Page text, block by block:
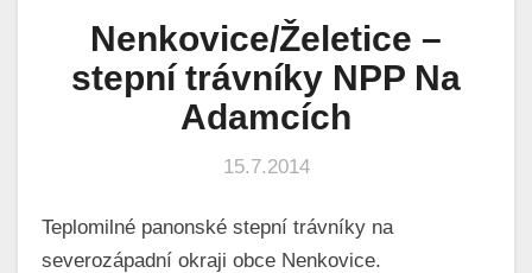
Nenkovice/Želetice –
stepní trávníky NPP Na
Adamcích
15.7.2014
Teplomilné panonské stepní trávníky na
severozápadní okraji obce Nenkovice.